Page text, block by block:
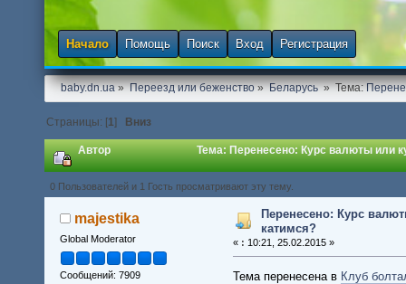
Начало Помощь Поиск Вход Регистрация
baby.dn.ua» Переезд или беженство» Беларусь » Тема:
Страницы: [1] Вниз
Автор Тема: Перенесено: Курс валюты или
0 Пользователей и 1 Гость просматривают эту тему.
majestika
Global Moderator
Сообщений: 7909
Перенесено: Курс
катимся?
« : 10:21, 25.02.2015 »
Тема перенесена в Клуб